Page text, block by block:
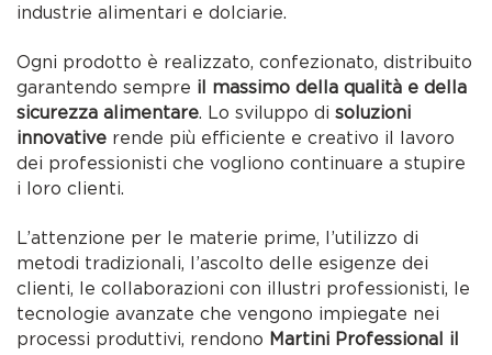
industrie alimentari e dolciarie.
Ogni prodotto è realizzato, confezionato, distribuito
garantendo sempre il massimo della qualità e della
sicurezza alimentare. Lo sviluppo disoluzioni
innovative rende più efficiente e creativo il lavoro
dei professionisti che vogliono continuare a stupire
i loro clienti.
L’attenzione per le materie prime, l’utilizzo di
metodi tradizionali, l’ascolto delle esigenze dei
clienti, le collaborazioni con illustri professionisti, le
tecnologie avanzate che vengono impiegate nei
processi produttivi, rendono Martini Professional il